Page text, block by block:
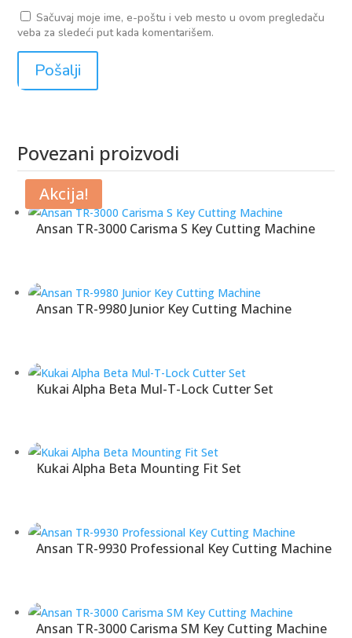
Sačuvaj moje ime, e-poštu i veb mesto u ovom pregledaču
veba za sledeći put kada komentarišem.
Povezani proizvodi
Povezani proizvodi
Ansan TR-3000 Carisma S Key Cutting Machine
Ansan TR-9980 Junior Key Cutting Machine
Akcija!
Kukai Alpha Beta Mul-T-Lock Cutter Set
Kukai Alpha Beta Mounting Fit Set
Ansan TR-9930 Professional Key Cutting Machine
Ansan TR-3000 Carisma SM Key Cutting Machine